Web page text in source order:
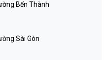
Bến Thành
Sài Gòn